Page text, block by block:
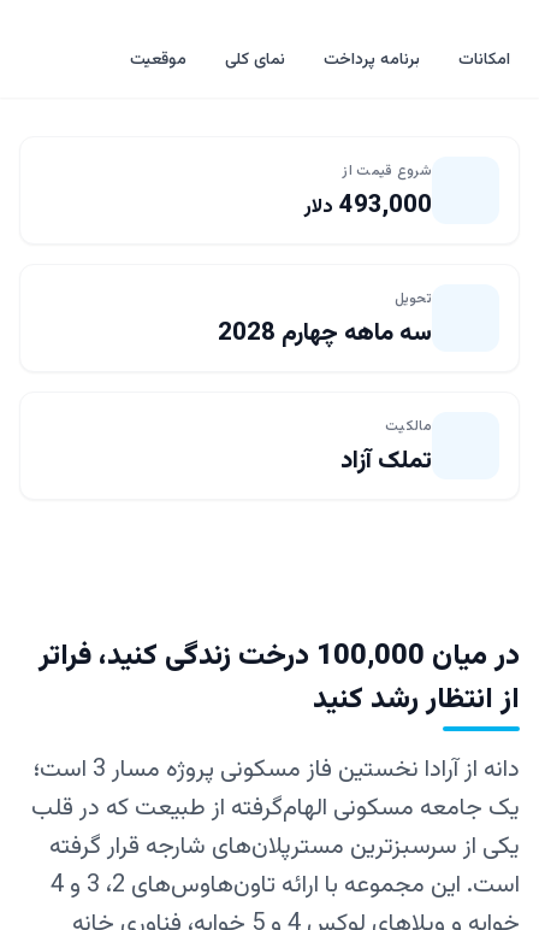
امکانات برنامه پرداخت نمای کلی موقعیت
شروع قیمت از
493,000 دلار
تحویل
سه ماهه چهارم 2028
مالکیت
تملک آزاد
در میان 100,000 درخت زندگی کنید، فراتر
از انتظار رشد کنید
دانه از آرا‌دا نخستین فاز مسکونی پروژه مسار 3 است؛
یک جامعه مسکونی الهام‌گرفته از طبیعت که در قلب
یکی از سرسبزترین مسترپلان‌های شارجه قرار گرفته
است. این مجموعه با ارائه تاون‌هاوس‌های 2، 3 و 4